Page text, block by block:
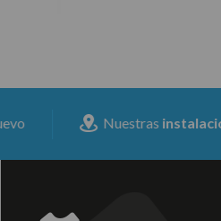
Nuestrasinstalaciones